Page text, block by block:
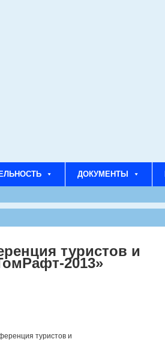
ДОКУМЕНТЫ
туристов и
2013»
туристов и